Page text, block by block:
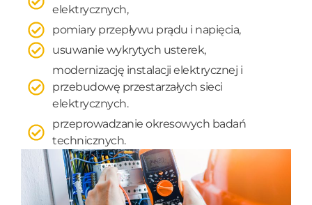
elektrycznych,
pomiary przepływu prądu i napięcia,
usuwanie wykrytych usterek,
modernizację instalacji elektrycznej i
przebudowę przestarzałych sieci
elektrycznych.
przeprowadzanie okresowych badań
technicznych.